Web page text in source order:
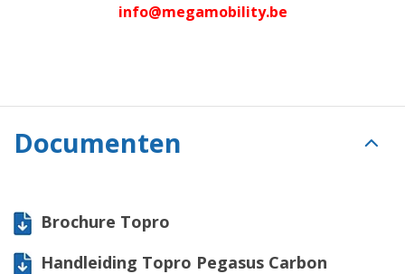
info@megamobility.be
Documenten
Brochure Topro
Handleiding Topro Pegasus Carbon